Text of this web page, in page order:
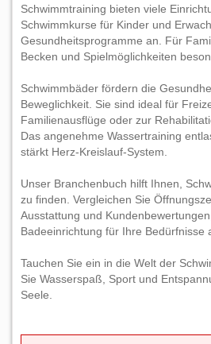
Schwimmtraining bieten viele
Schwimmkurse für Kinder und
Gesundheitsprogramme an. Für
Becken und Spielmöglichkeiten
Schwimmbäder fördern die
Beweglichkeit. Sie sind ideal für
Familienausflüge oder zur
Das angenehme Wassertraining
stärkt Herz-Kreislauf-System.
Unser Branchenbuch hilft Ihnen,
zu finden. Vergleichen Sie
Ausstattung und
Badeeinrichtung für Ihre Bedürfnisse
Tauchen Sie ein in die Welt der
Sie Wasserspaß, Sport und
Seele.